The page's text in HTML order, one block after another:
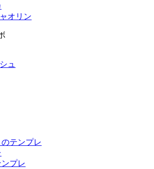
オリン
ュ
テンプレ
プレ